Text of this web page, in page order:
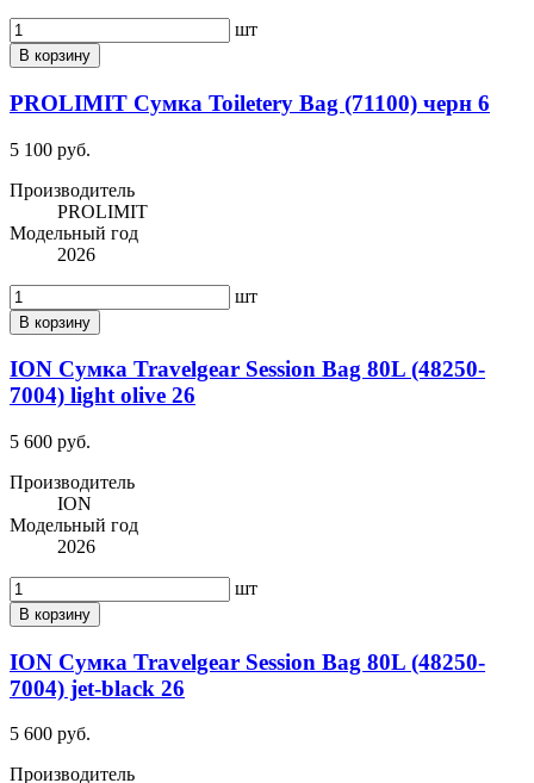
шт
В корзину
PROLIMIT Сумка Toiletery Bag (71100) черн 6
5 100 руб.
Производитель
PROLIMIT
Модельный год
2026
шт
В корзину
ION Сумка Travelgear Session Bag 80L (48250-
7004) light olive 26
5 600 руб.
Производитель
ION
Модельный год
2026
шт
В корзину
ION Сумка Travelgear Session Bag 80L (48250-
7004) jet-black 26
5 600 руб.
Производитель